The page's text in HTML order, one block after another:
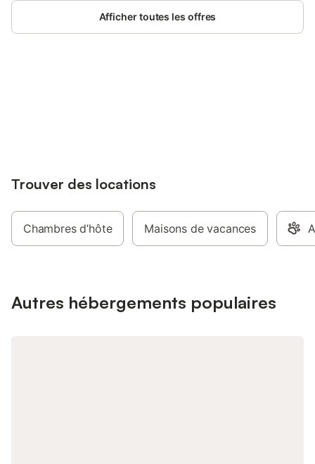
Afficher toutes les offres
Trouver des locations
Chambres d’hôte Maisons de vacances
Autres hébergements populaires